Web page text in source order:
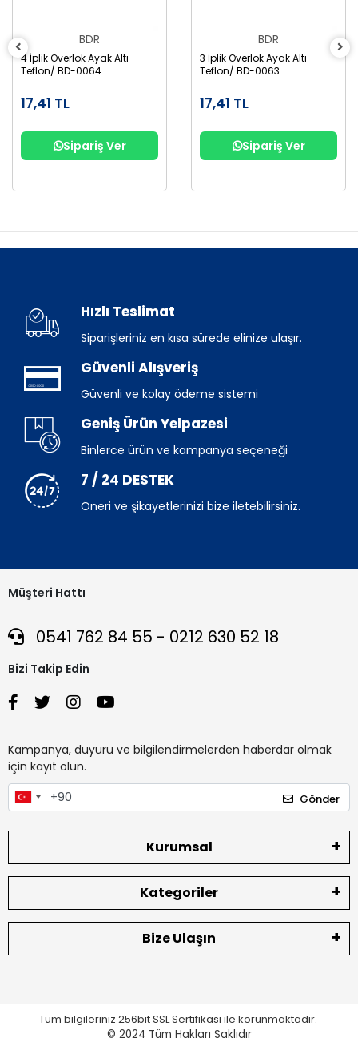
BDR
4 İplik Overlok Ayak Altı
Teflon/ BD-0064
17,41 TL
Sipariş Ver
BDR
3 İplik Overlok Ayak Altı
Teflon/ BD-0063
17,41 TL
Sipariş Ver
Hızlı Teslimat
Siparişleriniz en kısa sürede elinize ulaşır.
Güvenli Alışveriş
Güvenli ve kolay ödeme sistemi
Geniş Ürün Yelpazesi
Binlerce ürün ve kampanya seçeneği
7 / 24 DESTEK
Öneri ve şikayetlerinizi bize iletebilirsiniz.
Müşteri Hattı
0541 762 84 55 - 0212 630 52 18
Bizi Takip Edin
Kampanya, duyuru ve bilgilendirmelerden haberdar olmak
için kayıt olun.
Gönder
Kurumsal
Kategoriler
Bize Ulaşın
Tüm bilgileriniz 256bit SSL Sertifikası ile korunmaktadır.
© 2024 Tüm Hakları Saklıdır